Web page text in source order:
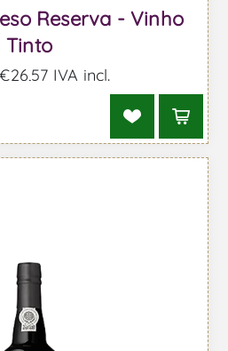
Reserva - Vinho
Tinto
IVA incl.